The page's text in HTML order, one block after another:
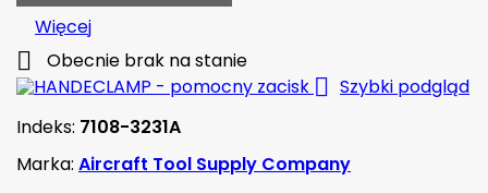
Więcej
 Obecnie brak na stanie
 Szybki podgląd
Indeks: 7108-3231A
Marka: Aircraft Tool Supply Company